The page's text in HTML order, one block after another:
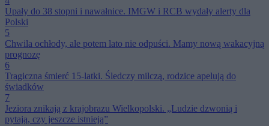
Upały do 38 stopni i nawałnice. IMGW i RCB wydały alerty dla
Polski
5
Chwila ochłody, ale potem lato nie odpuści. Mamy nową wakacyjną
prognozę
6
Tragiczna śmierć 15-latki. Śledczy milczą, rodzice apelują do
świadków
7
Jeziora znikają z krajobrazu Wielkopolski. „Ludzie dzwonią i
pytają, czy jeszcze istnieją”